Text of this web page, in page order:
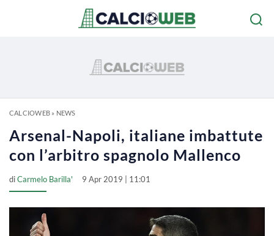
CALCIOWEB» NEWS
Arsenal-Napoli, italiane imbattute
con l’arbitro spagnolo Mallenco
diCarmelo Barilla' 9 Apr 2019 | 11:01